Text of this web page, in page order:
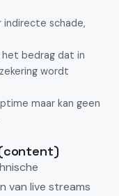
indirecte schade,
bedrag dat in
wordt
maar kan geen
van live streams